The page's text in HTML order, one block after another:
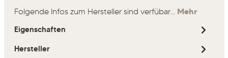
Folgende Infos zum Hersteller sind verfübar... Mehr
Eigenschaften
Hersteller